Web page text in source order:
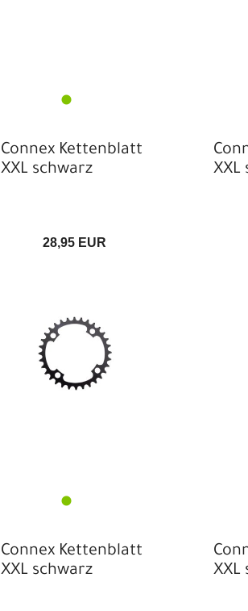
Connex Kettenblatt
XXL schwarz
28,95 EUR
XXL
Connex Kettenblatt
XXL schwarz
XXL